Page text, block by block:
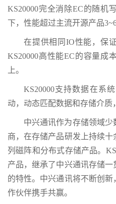
KS20000完全消除EC的随机
下，性能超过主流开源产品3~6
在提供相同IO性能，保
KS20000高性能EC的容量成
上。
KS20000支持数据在系
动，动态匹配数据和存储介质
中兴通讯作为存储领域
商，在存储产品研发上持续
列磁阵和分布式存储产品。
产品，继承了中兴通讯存储
的特性。中兴通讯将不断创
作伙伴携手共赢。